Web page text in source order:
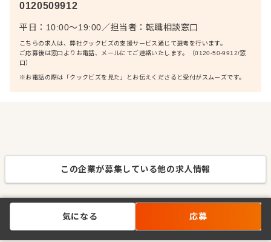
0120509912
平日：10:00〜19:00／担当者： 転職相談窓口
こちらの求人は、弊社クックビズの支援サービス通じて選考を行います。
ご応募後は窓口よりお電話、メールにてご連絡いたします。（0120-50-9912/窓
口）
※お電話の際は「クックビズを見た」とお伝えくださると受付がスムーズです。
この企業が募集している他の求人情報
気になる 応募